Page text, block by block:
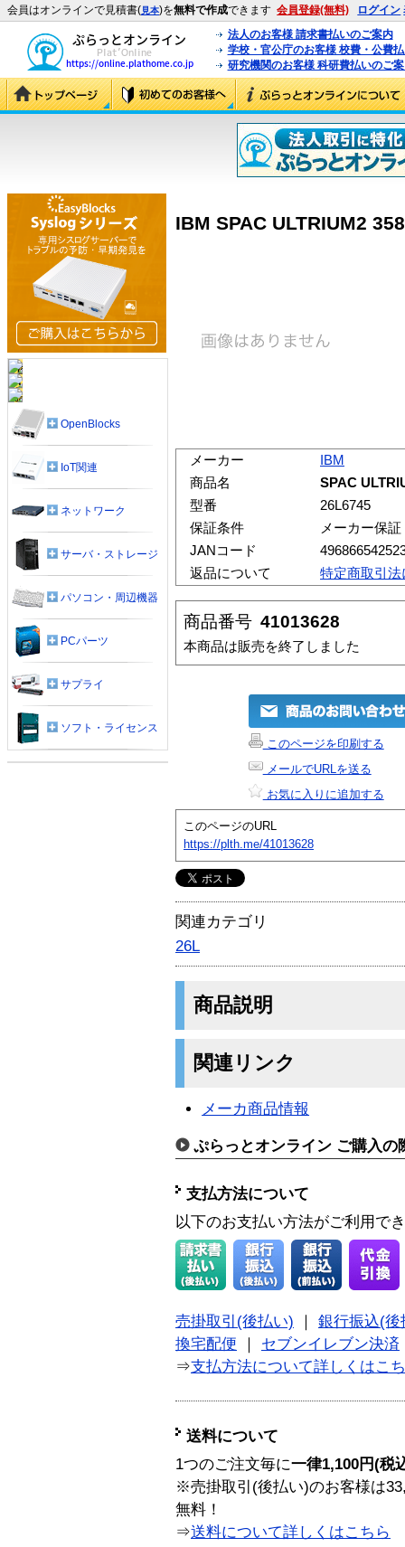
会員はオンラインで見積書(見本)を無料で作成できます 会員登録(無料) ログイン
法人のお客様 請求書払いのご案内
学校・官公庁のお客様 校費・公費
研究機関のお客様 科研費払いのご
IBM SPAC ULTRIUM2
メーカー
IBM
商品名
SPAC
型番
26L6745
保証条件
メーカー保証
JANコード
返品について
特定商取引
商品番号 41013628
本商品は販売を終了しました
このページを印刷する
メールでURLを送る
お気に入りに追加する
このページのURL
https://plth.me/41013628
関連カテゴリ
26L
商品説明
関連リンク
メーカ商品情報
ぷらっとオンライン ご購入の
支払方法について
以下のお支払い方法がご利用で
売掛取引(後払い)
銀行振込(後
換宅配便
セブンイレブン決済
⇒支払方法について詳しくはこ
送料について
1つのご注文毎に一律1,100円(税
※売掛取引(後払い)のお客様は
無料！
⇒送料について詳しくはこちら
OpenBlocks
IoT関連
ネットワーク
サーバ・ストレージ
パソコン・周辺機器
PCパーツ
サプライ
ソフト・ライセンス